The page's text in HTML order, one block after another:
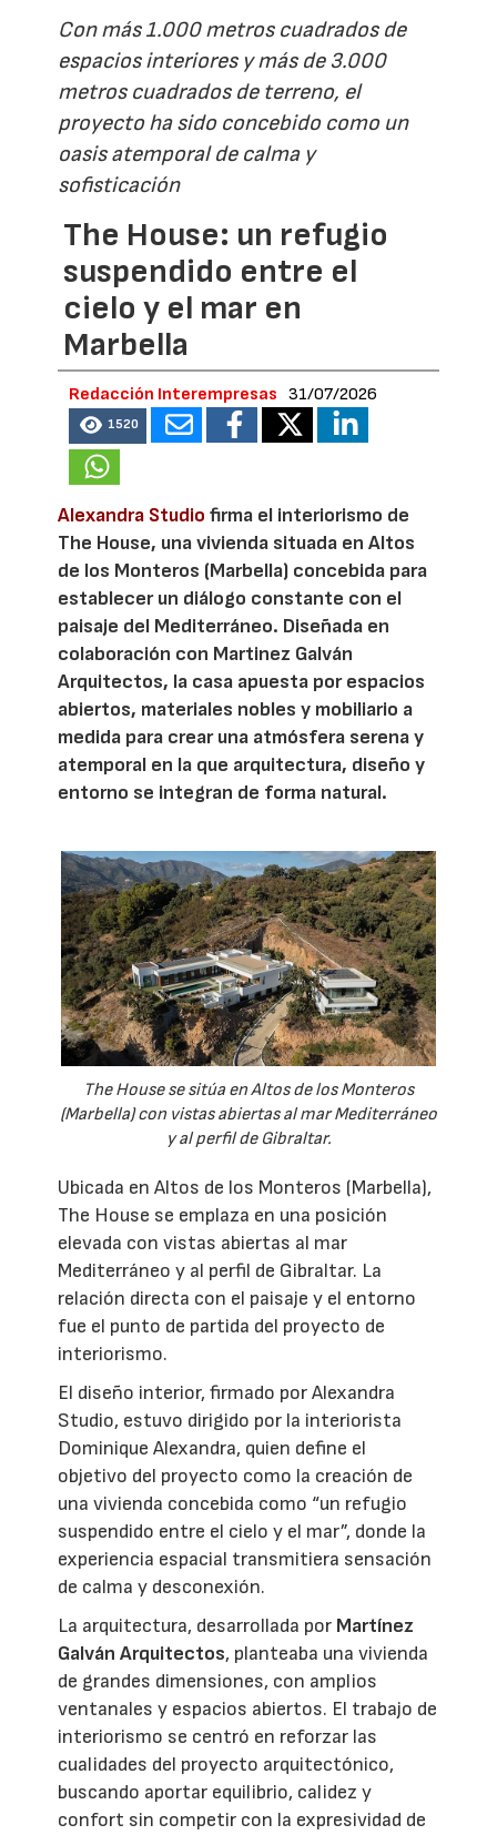
Con más 1.000 metros cuadrados de
espacios interiores y más de 3.000
metros cuadrados de terreno, el
proyecto ha sido concebido como un
oasis atemporal de calma y
sofisticación
The House: un refugio
suspendido entre el
cielo y el mar en
Marbella
Redacción Interempresas 31/07/2026
1520
Alexandra Studio firma el interiorismo de
The House, una vivienda situada en Altos
de los Monteros (Marbella) concebida para
establecer un diálogo constante con el
paisaje del Mediterráneo. Diseñada en
colaboración con Martinez Galván
Arquitectos, la casa apuesta por espacios
abiertos, materiales nobles y mobiliario a
medida para crear una atmósfera serena y
atemporal en la que arquitectura, diseño y
entorno se integran de forma natural.
The House se sitúa en Altos de los Monteros
(Marbella) con vistas abiertas al mar Mediterráneo
y al perfil de Gibraltar.
Ubicada en Altos de los Monteros (Marbella),
The House se emplaza en una posición
elevada con vistas abiertas al mar
Mediterráneo y al perfil de Gibraltar. La
relación directa con el paisaje y el entorno
fue el punto de partida del proyecto de
interiorismo.
El diseño interior, firmado por Alexandra
Studio, estuvo dirigido por la interiorista
Dominique Alexandra, quien define el
objetivo del proyecto como la creación de
una vivienda concebida como “un refugio
suspendido entre el cielo y el mar”, donde la
experiencia espacial transmitiera sensación
de calma y desconexión.
La arquitectura, desarrollada por Martínez
Galván Arquitectos, planteaba una vivienda
de grandes dimensiones, con amplios
ventanales y espacios abiertos. El trabajo de
interiorismo se centró en reforzar las
cualidades del proyecto arquitectónico,
buscando aportar equilibrio, calidez y
confort sin competir con la expresividad de